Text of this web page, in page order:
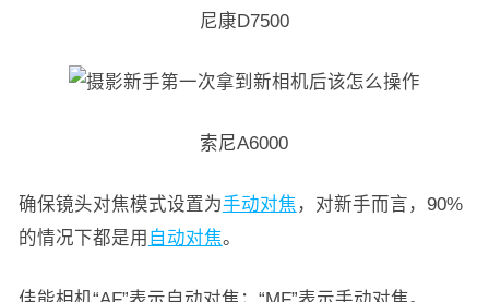
尼康D7500
索尼A6000
确保镜头对焦模式设置为手动对焦 ，对新手而言，90%
的情况下都是用 自动对焦。